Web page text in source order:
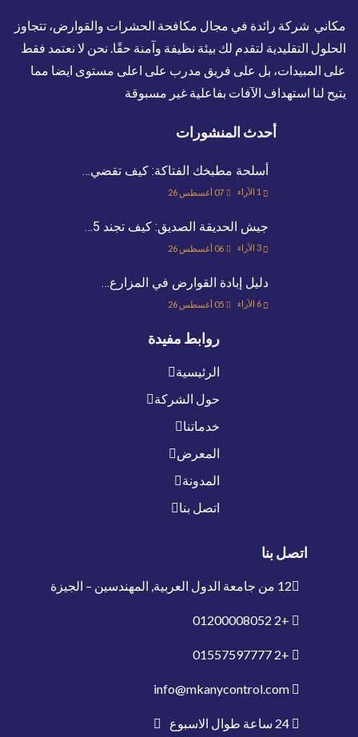
مكاني شركة رائدة في مجال مكافحة الحشرات والقوارض، تتجاوز
الحلول التقليدية لتقدم لك بيئة نظيفة وآمنة حقًا. نحن لا نعتمد فقط
على المبيدات، بل على فريق مدرب على اعلى مستوى ايضا مما
يتيح لنا استهداف الآفات بفاعلية غير مسبوقة
أحدث المنشورات
أسلحة مطبخك الفتاكة: كيف تقضي…
07 أغسطس 26 الآراء
جيش الحديقة الصديق: كيف تجند 5…
06 أغسطس 26 3 الآراء
دليل إبادة القوارض في المزارع…
05 أغسطس 26 6 الآراء
روابط مفيدة
الرئيسية
حول الشركة
خدماتنا
المعرض
المدونة
اتصل بنا
اتصل بنا
12 من جامعة الدول العربية, المهندسين – الجيزة
+2
01200008052
+2
01557597777